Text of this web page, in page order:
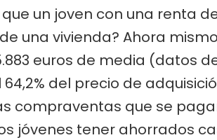
un joven con una renta
una vivienda? Ahora
euros de media (datos
del precio de
compraventas que se
jóvenes tener ahorrados